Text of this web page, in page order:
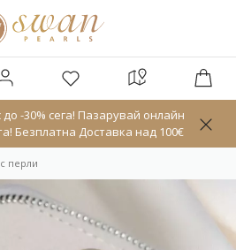
-30% сега! Пазарувай онлайн
Безплатна Доставка над 100€
перли